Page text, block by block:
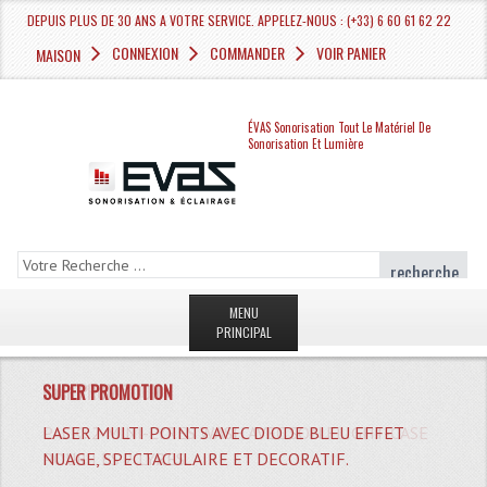
DEPUIS PLUS DE 30 ANS A VOTRE SERVICE. APPELEZ-NOUS : (+33) 6 60 61 62 22
MAISON CONNEXION COMMANDER VOIR PANIER
ÉVAS Sonorisation Tout Le Matériel De
Sonorisation Et Lumière
recherche
MENU
PRINCIPAL
PAGE D'ACCUEIL BOUTIQUE
MAGASIN
Nouveau Produits ?
SUPER PROMOTION
LASER MULTI POINTS AVEC DIODE BLEU EFFET
NUAGE, SPECTACULAIRE ET DECORATIF.
Pack PROMOTION
PACK: 2 MINI-LYRES WASH AVEC SON FLIGHT-CASE
POUR LES 2 LYRES.
TOUTE UNE GAMME DE PROJECTEURS LEDS ET
LYRES.
FLIGHT-CASE MALETTE POWER POUR
CONTROLEUR DJ.
PACK 2 ENCEINTES + 1 SUB BASSES IMG STAGE
LINE.